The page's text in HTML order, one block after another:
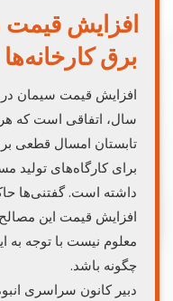
افزایش قیمت
برق کارخانه‌ها
افزایش قیمت سیمان
سال، اتفاقی است که
تابستان امسال قطعی
برای کارگاه‌های تولید
داشته است. گفتنی‌ها
افزایش قیمت این
معلوم نیست با توجه به
چگونه باشد.
دبیر کانون سراسری